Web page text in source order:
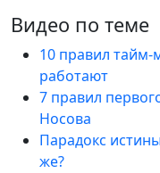
Видео по теме
10 правил
работают
7 правил
Носова
Парадокс
же?